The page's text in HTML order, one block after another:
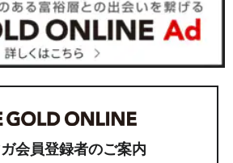
会員登録者のご案内